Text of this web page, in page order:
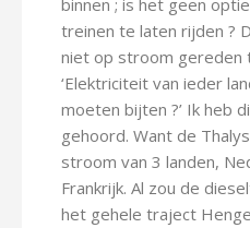
binnen ; is het geen
treinen te laten rijden ?
niet op stroom gereden
‘Elektriciteit van ieder
moeten bijten ?’ Ik heb
gehoord. Want de
stroom van 3 landen,
Frankrijk. Al zou de
het gehele traject